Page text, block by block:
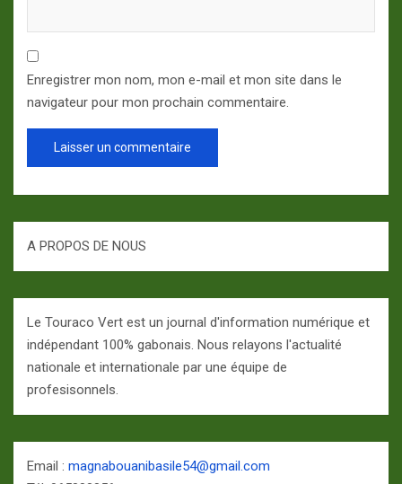
Enregistrer mon nom, mon e-mail et mon site dans le
navigateur pour mon prochain commentaire.
A PROPOS DE NOUS
Le Touraco Vert est un journal d'information numérique et
indépendant 100% gabonais. Nous relayons l'actualité
nationale et internationale par une équipe de
profesisonnels.
Email : magnabouanibasile54@gmail.com